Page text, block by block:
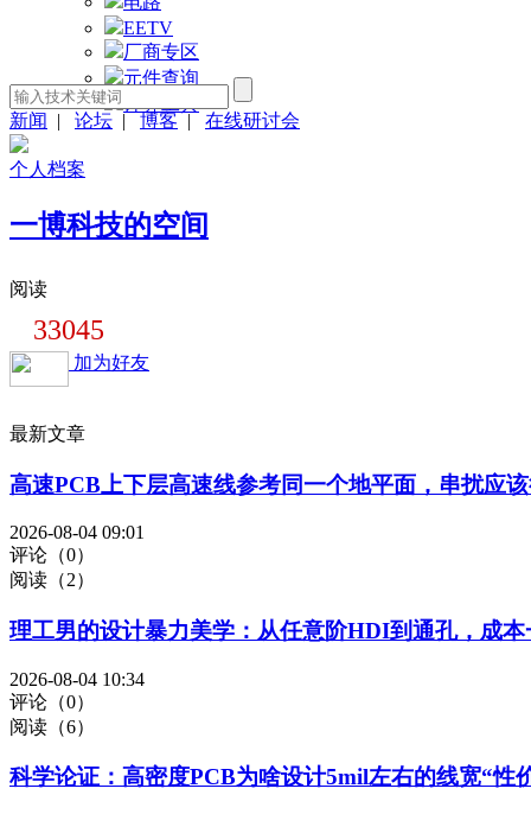
EETV
厂商专区
元件查询
计算工具
新闻
| 论坛 | 博客 | 在线研讨会
个人档案
一博科技的空间
阅读
33045
加为好友
最新文章
高速PCB上下层高速线参考同一个地平面，串扰应该
2026-08-04 09:01
评论（0）
阅读（2）
理工男的设计暴力美学：从任意阶HDI到通孔，成本
2026-08-04 10:34
评论（0）
阅读（6）
科学论证：高密度PCB为啥设计5mil左右的线宽“性